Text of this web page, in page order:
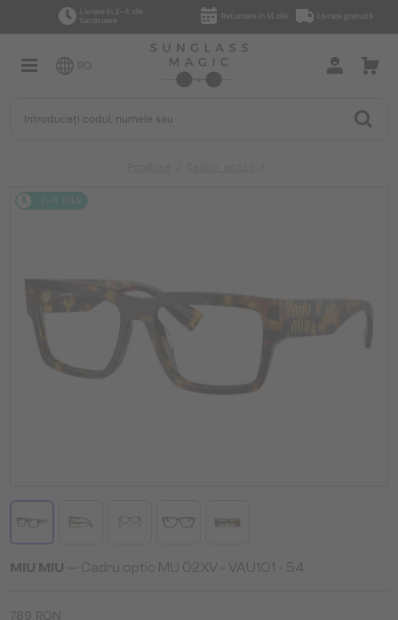
Livrare în 2–4 zile
lucrătoare
Returnare în 14 zile Livrare gratuită
RO
2-4 ZILE
MIU MIU — Cadru optic MU 02XV - ​VAU1O1 - ​54
789 RON